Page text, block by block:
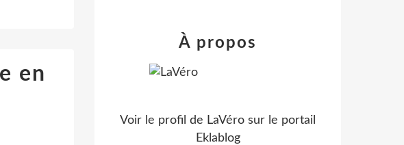
en
À propos
Voir le profil de LaVéro sur le portail
Eklablog